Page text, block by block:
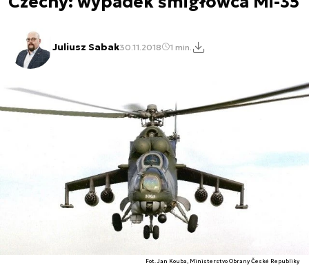
Juliusz Sabak30.11.2018 1 min.
Fot. Jan Kouba, Ministerstvo Obrany České Republiky